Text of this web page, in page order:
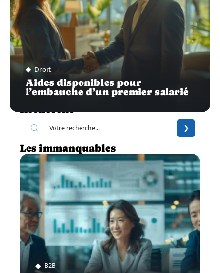
Droit
Aides disponibles pour
l’embauche d’un premier salarié
Recherche
Les immanquables
B2B